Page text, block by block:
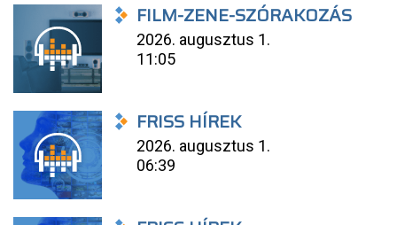
FILM-ZENE-SZÓRAKOZÁS
2026. augusztus 1.
11:05
FRISS HÍREK
2026. augusztus 1.
06:39